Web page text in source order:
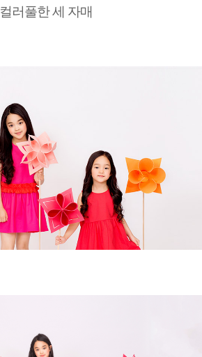
컬러풀한 세 자매